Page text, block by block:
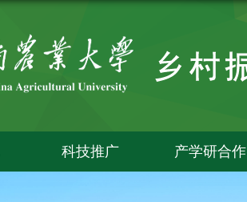
科技推广 产学研合作